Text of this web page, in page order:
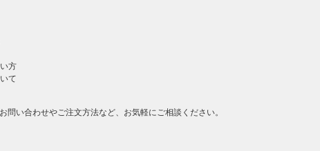
方
て
問い合わせやご注文方法など、お気軽にご相談ください。